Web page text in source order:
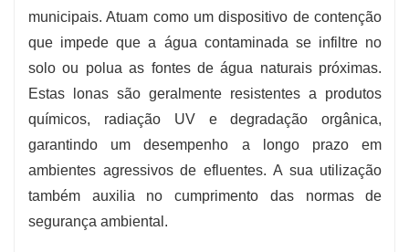
municipais. Atuam como um dispositivo de contenção
que impede que a água contaminada se infiltre no
solo ou polua as fontes de água naturais próximas.
Estas lonas são geralmente resistentes a produtos
químicos, radiação UV e degradação orgânica,
garantindo um desempenho a longo prazo em
ambientes agressivos de efluentes. A sua utilização
também auxilia no cumprimento das normas de
segurança ambiental.